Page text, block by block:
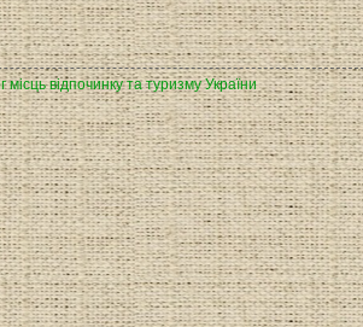
відпочинку та туризму України